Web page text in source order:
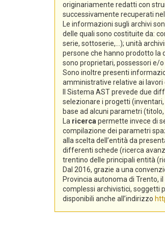
originariamente redatti con
successivamente recuperati
Le informazioni sugli archivi
delle quali sono costituite da:
serie, sottoserie,...); unità
persone che hanno prodotto la
sono proprietari, possessori e/o
Sono inoltre presenti
amministrative relative ai lavori
Il Sistema AST prevede due
selezionare i progetti
base ad alcuni parametri
La ricerca permette invece di
compilazione dei parametri
alla scelta dell’entità da
differenti schede (ricerca
trentino delle principali entità
Dal 2016, grazie a una
Provincia autonoma di Trento,
complessi archivistici, soggetti
disponibili anche all’indirizzo